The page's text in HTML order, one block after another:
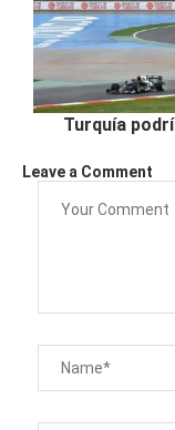
Turquía
Leave a Comment